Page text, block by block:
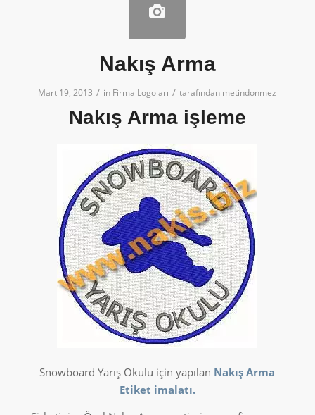
Nakış Arma
Mart 19, 2013 / in Firma Logoları / tarafından metindonmez
Nakış Arma işleme
Snowboard Yarış Okulu için yapılan Nakış Arma
Etiket imalatı.